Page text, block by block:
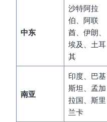
中东
沙特阿拉
伯、阿联
酋、伊朗、
埃及、土耳
其
南亚
印度、巴基
斯坦、孟加
拉国、斯里
兰卡